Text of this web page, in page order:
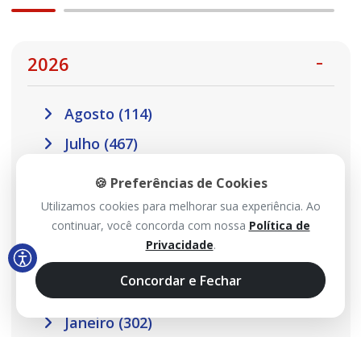
2026
Agosto (114)
Julho (467)
Junho (485)
Maio (517)
Abril (457)
Março (410)
Janeiro (302)
🍪 Preferências de Cookies
Utilizamos cookies para melhorar sua experiência. Ao
continuar, você concorda com nossa Política de
Privacidade.
Concordar e Fechar